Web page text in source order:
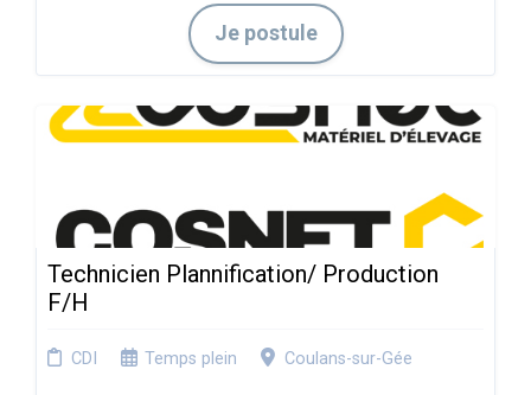
Je postule
Technicien Plannification/ Production
F/H
CDI Temps plein Coulans-sur-Gée